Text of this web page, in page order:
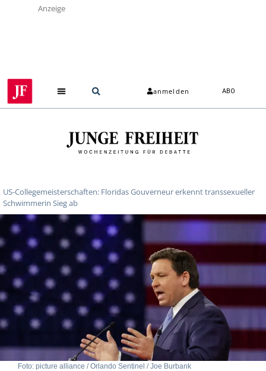
Anzeige
anmelden ABO
US-Collegemeisterschaften: Floridas Gouverneur erkennt transsexueller
Schwimmerin Sieg ab
Foto: picture alliance / Orlando Sentinel / Joe Burbank